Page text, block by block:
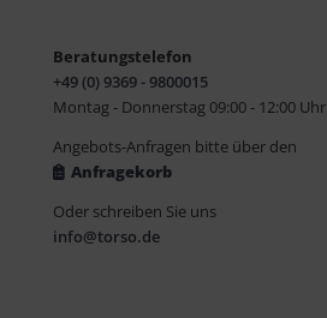
Beratungstelefon
+49 (0) 9369 - 9800015
Montag - Donnerstag 09:00 - 12:00 Uhr
Angebots-Anfragen bitte über den
Anfragekorb
Oder schreiben Sie uns
info@torso.de